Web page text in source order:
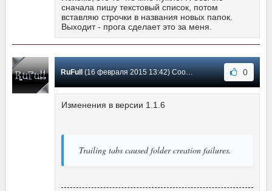
сначала пишу текстовый список, потом
вставляю строчки в названия новых папок.
Выходит - прога сделает это за меня.
RuFull (16 февраля 2015 13:42) Сообщение #13 0
Изменения в версии 1.1.6
Trailing tabs caused folder creation failures.